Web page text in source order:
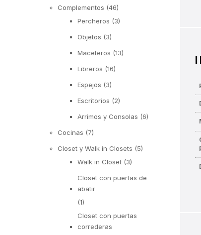
Complementos (46)
Percheros (3)
Objetos (3)
Maceteros (13)
Libreros (16)
Espejos (3)
Escritorios (2)
Arrimos y Consolas (6)
Cocinas (7)
Closet y Walk in Closets (5)
Walk in Closet (3)
Closet con puertas de
abatir
(1)
Closet con puertas
correderas